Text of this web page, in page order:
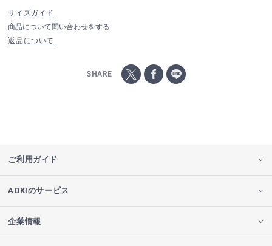
サイズガイド
商品について問い合わせをする
返品について
SHARE
ご利用ガイド
AOKIのサービス
企業情報